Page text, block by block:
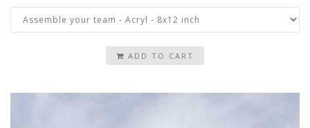
ADD TO CART